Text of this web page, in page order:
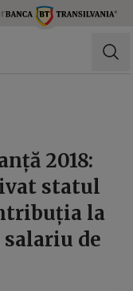
2018:
statul
la
salariu de